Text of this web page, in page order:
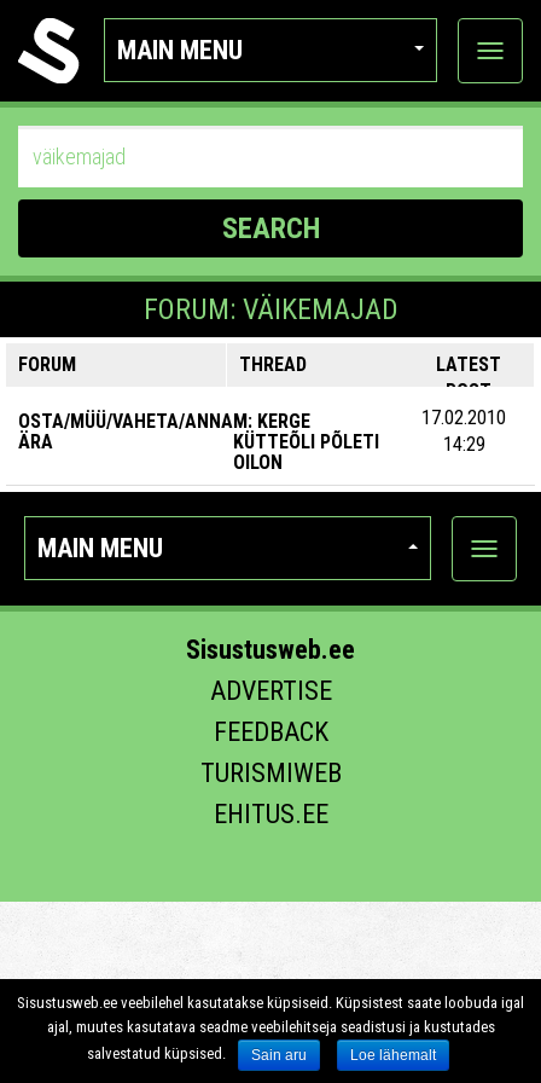
MAIN MENU
View
SEARCH
FORUM: VÄIKEMAJAD
FORUM THREAD
LATEST
POST
OSTA/MÜÜ/VAHETA/ANNA
ÄRA
M: KERGE
KÜTTEÕLI PÕLETI
OILON
17.02.2010
14:29
MAIN MENU
Show
Sisustusweb.ee
ADVERTISE
FEEDBACK
TURISMIWEB
EHITUS.EE
Sisustusweb.ee veebilehel kasutatakse küpsiseid. Küpsistest saate loobuda igal
ajal, muutes kasutatava seadme veebilehitseja seadistusi ja kustutades
salvestatud küpsised.
Sain aru Loe lähemalt